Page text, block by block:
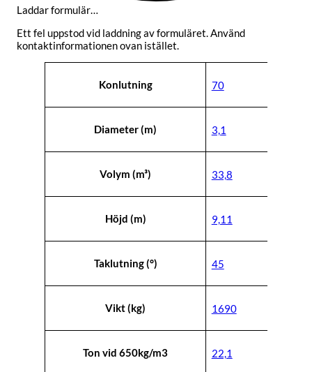
Laddar formulär…
Ett fel uppstod vid laddning av formuläret. Använd
kontaktinformationen ovan istället.
Konlutning
70
Diameter (m) 3,1
Volym (m³) 33,8
Höjd (m) 9,11
Taklutning (°) 45
Vikt (kg) 1690
Ton vid 650kg/m3 22,1